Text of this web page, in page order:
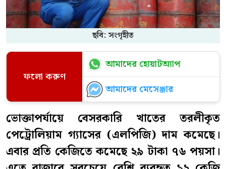
ছবি: সংগৃহীত
ফলো করুণ
আমাদের হোয়াটঅ্যাপ
আমাদের মেসেঞ্জার
ভোক্তাপর্যায়ে বেসরকারি খাতের তরলীকৃত
পেট্রোলিয়াম গ্যাসের (এলপিজি) দাম কমেছে।
এবার প্রতি কেজিতে কমেছে ২৯ টাকা ৭৬ পয়সা।